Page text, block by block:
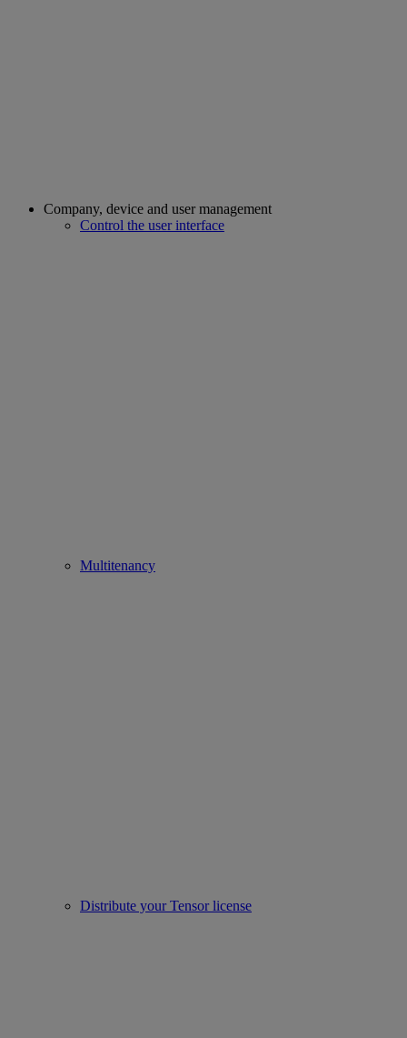
Company, device and user management
Control the user interface
Multitenancy
Distribute your Tensor license